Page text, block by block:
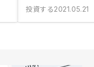
投資する2021.05.21